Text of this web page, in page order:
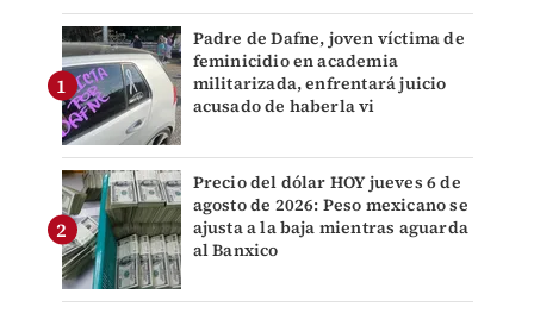
Padre de Dafne, joven víctima de
feminicidio en academia
militarizada, enfrentará juicio
acusado de haberla vi
Precio del dólar HOY jueves 6 de
agosto de 2026: Peso mexicano se
ajusta a la baja mientras aguarda
al Banxico